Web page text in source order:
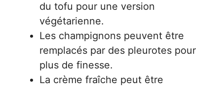
du tofu pour une version
végétarienne.
Les champignons peuvent être
remplacés par des pleurotes pour
plus de finesse.
La crème fraîche peut être